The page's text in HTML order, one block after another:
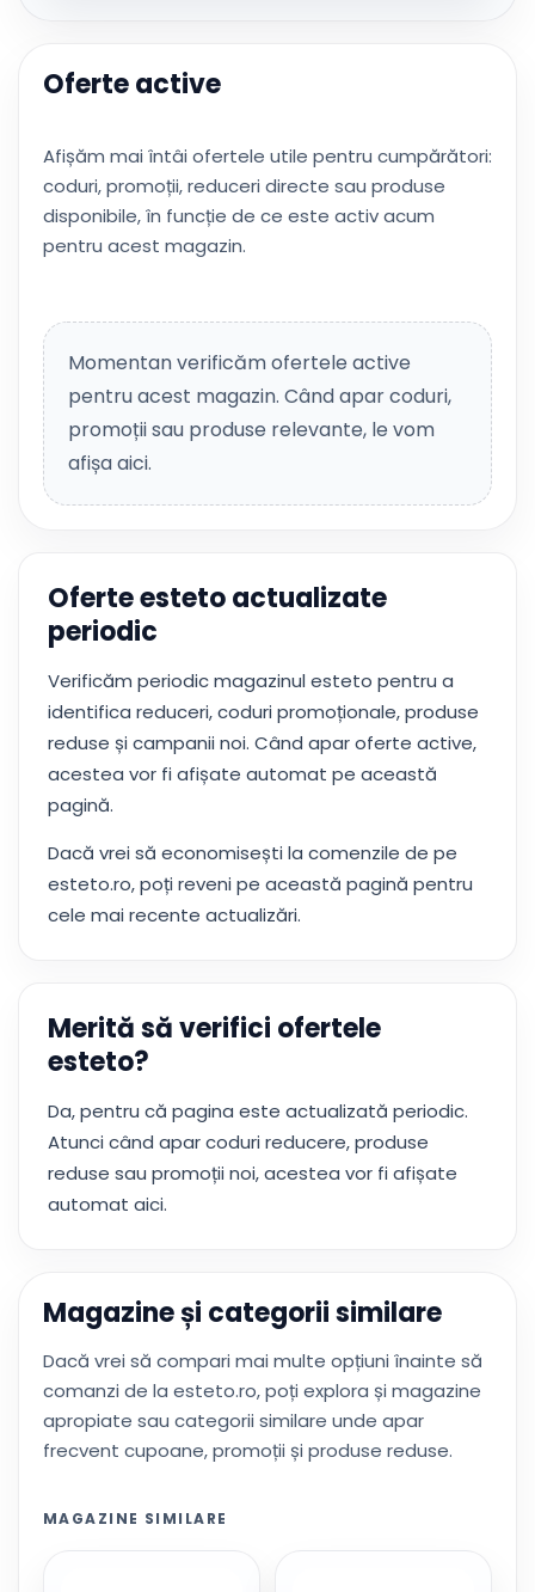
Oferte active
Afișăm mai întâi ofertele utile pentru cumpărători:
coduri, promoții, reduceri directe sau produse
disponibile, în funcție de ce este activ acum
pentru acest magazin.
Momentan verificăm ofertele active
pentru acest magazin. Când apar coduri,
promoții sau produse relevante, le vom
afișa aici.
Oferte esteto actualizate
periodic
Verificăm periodic magazinul esteto pentru a
identifica reduceri, coduri promoționale, produse
reduse și campanii noi. Când apar oferte active,
acestea vor fi afișate automat pe această
pagină.
Dacă vrei să economisești la comenzile de pe
esteto.ro, poți reveni pe această pagină pentru
cele mai recente actualizări.
Merită să verifici ofertele
esteto?
Da, pentru că pagina este actualizată periodic.
Atunci când apar coduri reducere, produse
reduse sau promoții noi, acestea vor fi afișate
automat aici.
Magazine și categorii similare
Dacă vrei să compari mai multe opțiuni înainte să
comanzi de la esteto.ro, poți explora și magazine
apropiate sau categorii similare unde apar
frecvent cupoane, promoții și produse reduse.
MAGAZINE SIMILARE